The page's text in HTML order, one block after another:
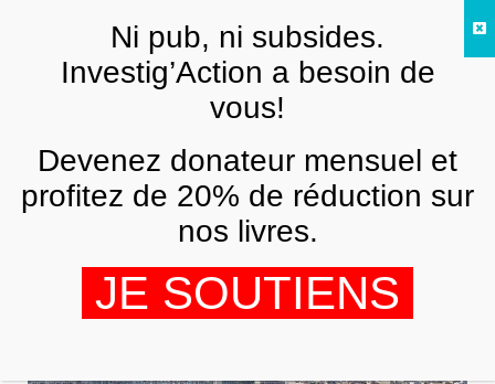
FRNi pub, ni subsides.
Investig’Action a besoin de
vous!
Devenez donateur mensuel et
profitez de 20% de réduction sur
nos livres.
JE SOUTIENS